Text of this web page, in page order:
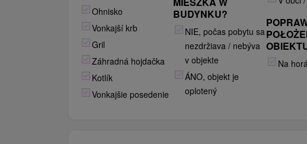
Ohnisko
Vonkajší krb
Gril
Záhradná hojdačka
Kotlík
Vonkajšie posedenie
BUDYNKU?
NIE, počas pobytu sa
nezdržiava / nebýva
v objekte
ÁNO, objekt je
oplotený
Na